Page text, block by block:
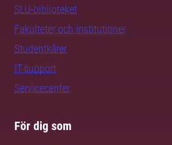
SLU-biblioteket
Fakulteter och institutioner
Studentkårer
IT-support
Servicecenter
För dig som